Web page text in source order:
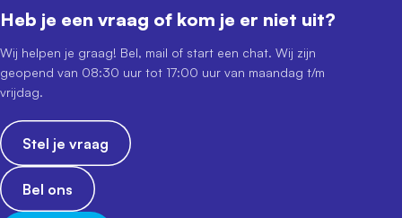
Heb je een vraag of kom je er niet uit?
Wij helpen je graag! Bel, mail of start een chat. Wij zijn
geopend van 08:30 uur tot 17:00 uur van maandag t/m
vrijdag.
Stel je vraag
Bel ons